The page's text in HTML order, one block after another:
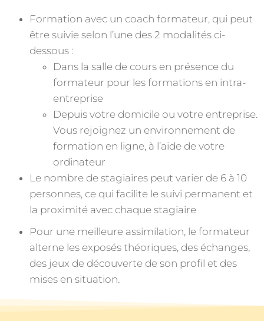
Formation avec un coach formateur, qui peut
être suivie selon l’une des 2 modalités ci-
dessous :
Dans la salle de cours en présence du
formateur pour les formations en intra-
entreprise
Depuis votre domicile ou votre entreprise.
Vous rejoignez un environnement de
formation en ligne, à l’aide de votre
ordinateur
Le nombre de stagiaires peut varier de 6 à 10
personnes, ce qui facilite le suivi permanent et
la proximité avec chaque stagiaire
Pour une meilleure assimilation, le formateur
alterne les exposés théoriques, des échanges,
des jeux de découverte de son profil et des
mises en situation.